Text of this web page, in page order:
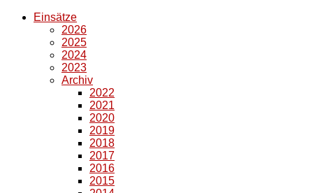
Einsätze
2026
2025
2024
2023
Archiv
2022
2021
2020
2019
2018
2017
2016
2015